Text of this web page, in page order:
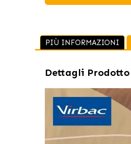
PIÙ INFORMAZIONI
Dettagli Prodotto